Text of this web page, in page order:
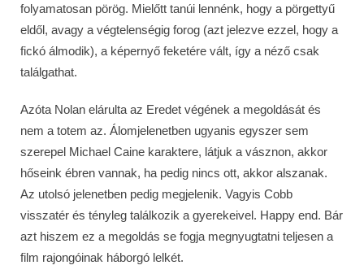
folyamatosan pörög. Mielőtt tanúi lennénk, hogy a pörgettyű
eldől, avagy a végtelenségig forog (azt jelezve ezzel, hogy a
fickó álmodik), a képernyő feketére vált, így a néző csak
találgathat.
Azóta Nolan elárulta az Eredet végének a megoldását és
nem a totem az. Álomjelenetben ugyanis egyszer sem
szerepel Michael Caine karaktere, látjuk a vásznon, akkor
hőseink ébren vannak, ha pedig nincs ott, akkor alszanak.
Az utolsó jelenetben pedig megjelenik. Vagyis Cobb
visszatér és tényleg találkozik a gyerekeivel. Happy end. Bár
azt hiszem ez a megoldás se fogja megnyugtatni teljesen a
film rajongóinak háborgó lelkét.